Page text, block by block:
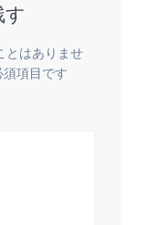
とはありませ
項目です